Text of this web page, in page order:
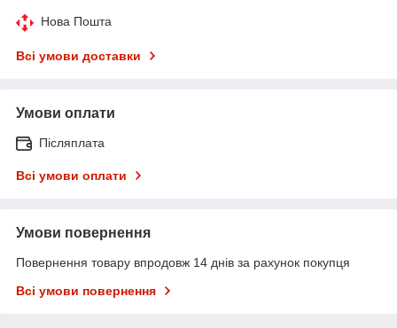
Нова Пошта
Всі умови доставки
Умови оплати
Післяплата
Всі умови оплати
Умови повернення
Повернення товару впродовж 14 днів за рахунок покупця
Всі умови повернення